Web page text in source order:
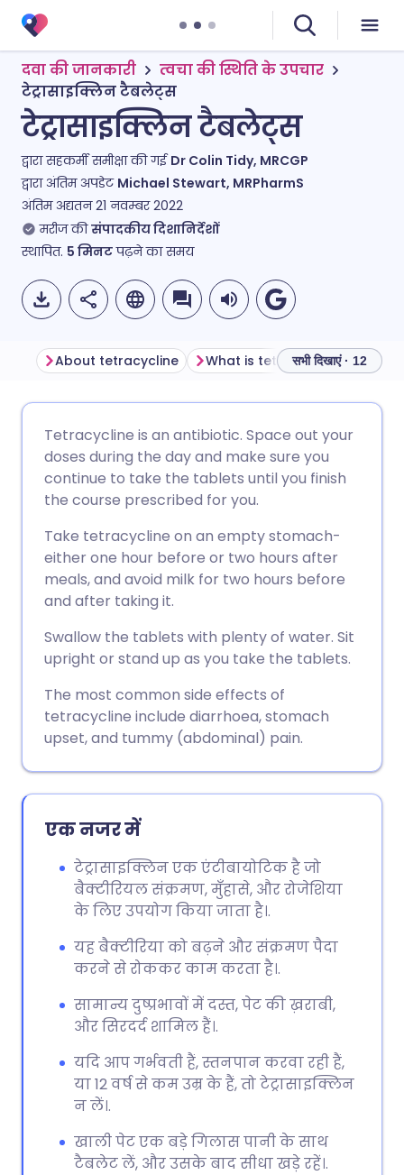
दवा की जानकारी
त्वचा की स्थिति के उपचार
टेट्रासाइक्लिन टैबलेट्स
टेट्रासाइक्लिन टैबलेट्स
द्वारा सहकर्मी समीक्षा की गईDr Colin Tidy, MRCGP
द्वारा अंतिम अपडेट Michael Stewart, MRPharmS
अंतिम अद्यतन21 नवम्बर 2022
मरीज की संपादकीय दिशानिर्देशों
स्थापित. 5 मिनटपढ़ने का समय
फेसबुक के माध्यम से साझा करें
करें
X के माध्यम से साझा करें
WhatsApp के माध्यम से साझा
लिंक कॉपी करें
🇩🇪 Deutsch
🇪🇸 Español 🇫🇷 Français
🇮🇳 हिन्दी 🇮🇱 עברית
🇸🇦 عربي 🇸🇪 Svenska
About tetracycline What is tetracycline used for?
सभी दिखाएं · 12
Tetracycline is an antibiotic. Space out your
doses during the day and make sure you
continue to take the tablets until you finish
the course prescribed for you.
Take tetracycline on an empty stomach-
either one hour before or two hours after
meals, and avoid milk for two hours before
and after taking it.
Swallow the tablets with plenty of water. Sit
upright or stand up as you take the tablets.
The most common side effects of
tetracycline include diarrhoea, stomach
upset, and tummy (abdominal) pain.
एक नजर में
टेट्रासाइक्लिन एक एंटीबायोटिक है जो
बैक्टीरियल संक्रमण, मुँहासे, और रोजेशिया
के लिए उपयोग किया जाता है।.
यह बैक्टीरिया को बढ़ने और संक्रमण पैदा
करने से रोककर काम करता है।.
सामान्य दुष्प्रभावों में दस्त, पेट की ख़राबी,
और सिरदर्द शामिल हैं।.
यदि आप गर्भवती हैं, स्तनपान करवा रही हैं,
या 12 वर्ष से कम उम्र के हैं, तो टेट्रासाइक्लिन
न लें।.
खाली पेट एक बड़े गिलास पानी के साथ
टैबलेट लें, और उसके बाद सीधा खड़े रहें।.